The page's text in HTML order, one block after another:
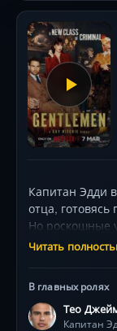
Капитан Эдди
отца, готовясь
Но роскошные
гигантскую
манипулятор
преступница
Читать
В главных ролях
Тео
Капитан